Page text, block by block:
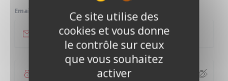
Email address
Ce site utilise des
cookies et vous donne
le contrôle sur ceux
que vous souhaitez
activer